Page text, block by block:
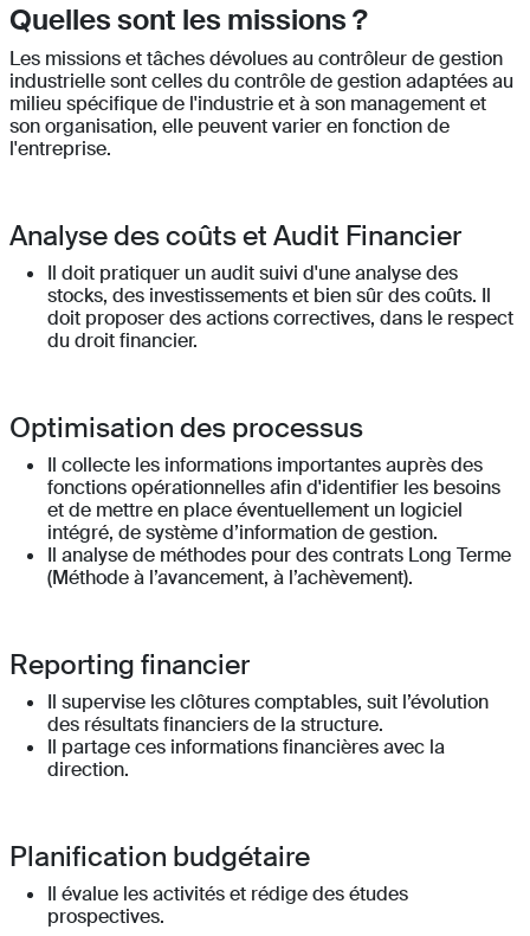
Quelles sont les missions ?
Les missions et tâches dévolues au contrôleur de gestion
industrielle sont celles du contrôle de gestion adaptées au
milieu spécifique de l'industrie et à son management et
son organisation, elle peuvent varier en fonction de
l'entreprise.
Analyse des coûts et Audit Financier
Il doit pratiquer un audit suivi d'une analyse des
stocks, des investissements et bien sûr des coûts. Il
doit proposer des actions correctives, dans le respect
du droit financier.
Optimisation des processus
Il collecte les informations importantes auprès des
fonctions opérationnelles afin d'identifier les besoins
et de mettre en place éventuellement un logiciel
intégré, de système d’information de gestion.
Il analyse de méthodes pour des contrats Long Terme
(Méthode à l’avancement, à l’achèvement).
Reporting financier
Il supervise les clôtures comptables, suit l’évolution
des résultats financiers de la structure.
Il partage ces informations financières avec la
direction.
Planification budgétaire
Il évalue les activités et rédige des études
prospectives.